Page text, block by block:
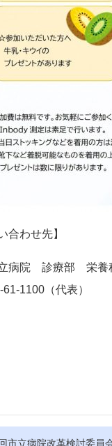
合わせ先】
病院 診療部 栄
1100（代表）
市立病院改革検討委員